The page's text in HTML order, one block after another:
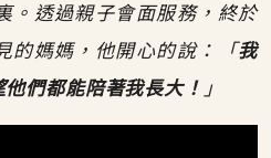
。透過親子會面服務，終於
的媽媽，他開心的說：「我
們都能陪著我長大！ 」